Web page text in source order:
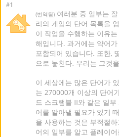
#1
(번역됨) 여러분 중 일부는
리의 게임의 단어 목록을
이 작업을 수행하는 이유
해입니다. 과거에는 약어
포함되어 있습니다. 또한,
으로 놓친다. 우리는 그것
이 세상에는 많은 단어가
는 270000개 이상의 단어
드 스크램블 II와 같은 일
어를 알아낼 필요가 있기
을 사용하는 것은 부적절
어의 일부를 알고 플레이